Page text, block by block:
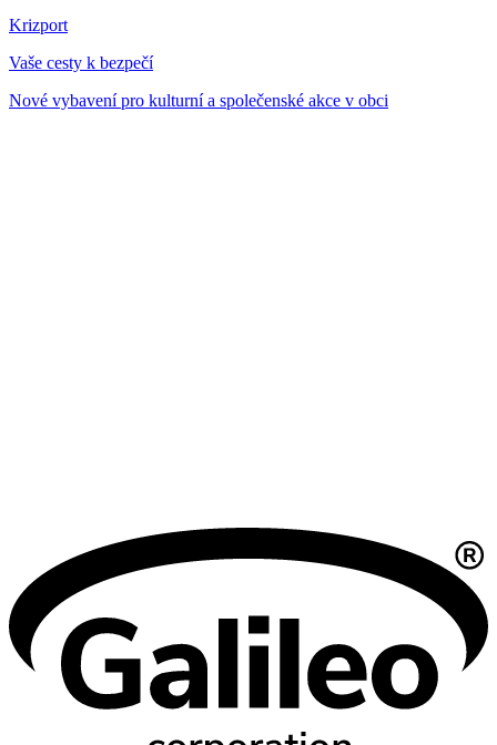
Krizport
Vaše cesty k bezpečí
Nové vybavení pro kulturní a společenské akce v obci